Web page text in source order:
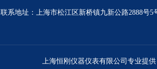
联系地址：上海市松江区新桥镇九新公路2888号5
上海恒刚仪器仪表有限公司专业提